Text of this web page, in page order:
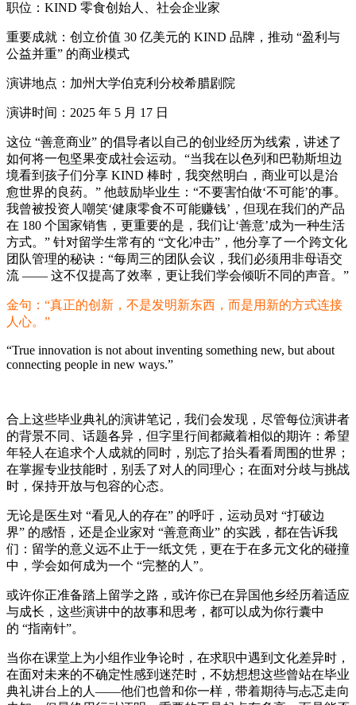
职位：KIND 零食创始人、社会企业家
重要成就：创立价值 30 亿美元的 KIND 品牌，推动 “盈利与
公益并重” 的商业模式
演讲地点：加州大学伯克利分校希腊剧院
演讲时间：2025 年 5 月 17 日
这位 “善意商业” 的倡导者以自己的创业经历为线索，讲述了
如何将一包坚果变成社会运动。“当我在以色列和巴勒斯坦边
境看到孩子们分享 KIND 棒时，我突然明白，商业可以是治
愈世界的良药。” 他鼓励毕业生：“不要害怕做‘不可能’的事。
我曾被投资人嘲笑‘健康零食不可能赚钱’，但现在我们的产品
在 180 个国家销售，更重要的是，我们让‘善意’成为一种生活
方式。” 针对留学生常有的 “文化冲击”，他分享了一个跨文化
团队管理的秘诀：“每周三的团队会议，我们必须用非母语交
流 —— 这不仅提高了效率，更让我们学会倾听不同的声音。”
金句：“真正的创新，不是发明新东西，而是用新的方式连接
人心。”
“True innovation is not about inventing something new, but about
connecting people in new ways.”
合上这些毕业典礼的演讲笔记，我们会发现，尽管每位演讲者
的背景不同、话题各异，但字里行间都藏着相似的期许：希望
年轻人在追求个人成就的同时，别忘了抬头看看周围的世界；
在掌握专业技能时，别丢了对人的同理心；在面对分歧与挑战
时，保持开放与包容的心态。
无论是医生对 “看见人的存在” 的呼吁，运动员对 “打破边
界” 的感悟，还是企业家对 “善意商业” 的实践，都在告诉我
们：留学的意义远不止于一纸文凭，更在于在多元文化的碰撞
中，学会如何成为一个 “完整的人”。
或许你正准备踏上留学之路，或许你已在异国他乡经历着适应
与成长，这些演讲中的故事和思考，都可以成为你行囊中
的 “指南针”。
当你在课堂上为小组作业争论时，在求职中遇到文化差异时，
在面对未来的不确定性感到迷茫时，不妨想想这些曾站在毕业
典礼讲台上的人——他们也曾和你一样，带着期待与忐忑走向